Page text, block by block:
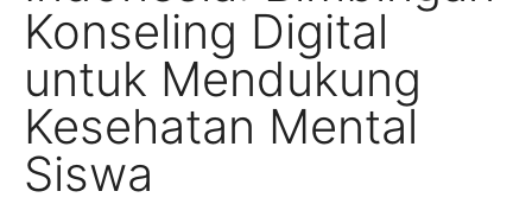
Konseling Digital
untuk Mendukung
Kesehatan Mental
Siswa